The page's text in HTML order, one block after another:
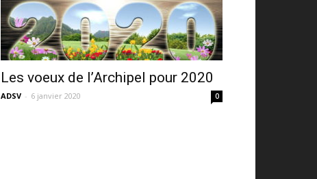
Les voeux de l’Archipel pour 2020
ADSV - 6 janvier 2020 0